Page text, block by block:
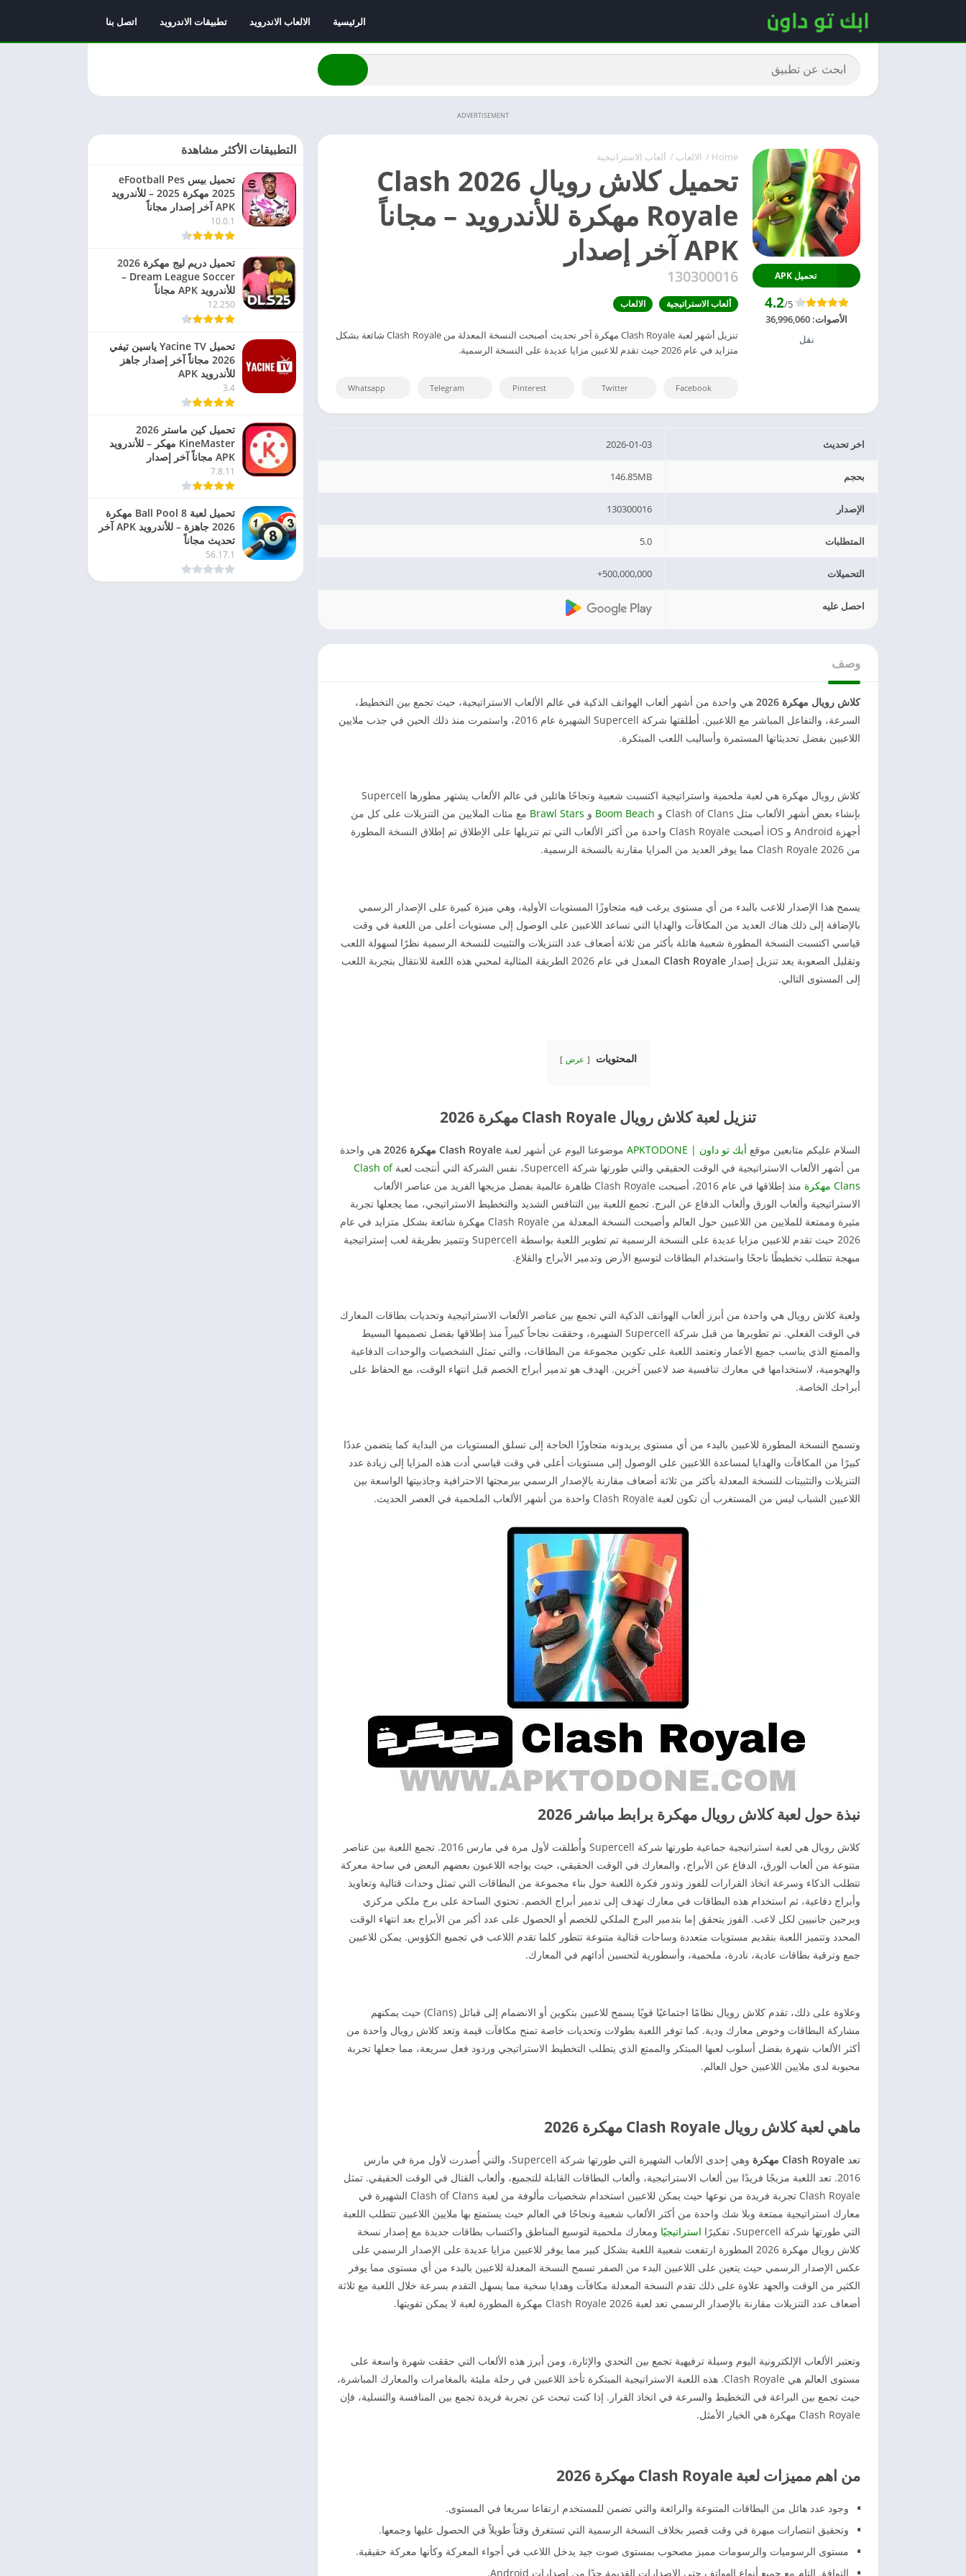
الرئيسية الالعاب الاندرويد تطبيقات الاندرويد اتصل بنا
ADVERTISEMENT
Home
/ الالعاب / ألعاب الاستراتيجية
تحميل كلاش رويال 2026 Clash
Royale مهكرة للأندرويد – مجاناً
APK آخر إصدار
130300016
ألعاب الاستراتيجية الالعاب
تنزيل أشهر لعبة Clash Royale مهكرة آخر تحديث أصبحت النسخة المعدلة من Clash Royale شائعة بشكل
متزايد في عام 2026 حيث تقدم للاعبين مزايا عديدة على النسخة الرسمية.
تحميل APK
4.2/5
الأصوات: 36,996,060
نقل
Facebook
Twitter
Pinterest
Telegram
Whatsapp
اخر تحديث 2026-01-03
بحجم 146.85MB
الإصدار 130300016
المتطلبات 5.0
التحميلات 500,000,000+
احصل عليه
وصف
كلاش رويال مهكرة 2026
هي واحدة من أشهر ألعاب الهواتف الذكية في عالم الألعاب الاستراتيجية، حيث تجمع بين التخطيط،
السرعة، والتفاعل المباشر مع اللاعبين. أطلقتها شركة Supercell الشهيرة عام 2016، واستمرت منذ ذلك الحين في جذب ملايين
اللاعبين بفضل تحديثاتها المستمرة وأساليب اللعب المبتكرة.
كلاش رويال مهكرة هي لعبة ملحمية واستراتيجية اكتسبت شعبية ونجاحًا هائلين في عالم الألعاب يشتهر مطورها Supercell
بإنشاء بعض أشهر الألعاب مثل Clash of Clans و
Boom Beach و Brawl Stars مع مئات الملايين من التنزيلات على كل من
أجهزة Android و iOS أصبحت Clash Royale واحدة من أكثر الألعاب التي تم تنزيلها على الإطلاق تم إطلاق النسخة المطورة
من Clash Royale 2026 مما يوفر العديد من المزايا مقارنة بالنسخة الرسمية.
يسمح هذا الإصدار للاعب بالبدء من أي مستوى يرغب فيه متجاوزًا المستويات الأولية، وهي ميزة كبيرة على الإصدار الرسمي
بالإضافة إلى ذلك هناك العديد من المكافآت والهدايا التي تساعد اللاعبين على الوصول إلى مستويات أعلى من اللعبة في وقت
قياسي اكتسبت النسخة المطورة شعبية هائلة بأكثر من ثلاثة أضعاف عدد التنزيلات والتثبيت للنسخة الرسمية نظرًا لسهولة اللعب
وتقليل الصعوبة يعد تنزيل إصدار Clash Royale
المعدل في عام 2026 الطريقة المثالية لمحبي هذه اللعبة للانتقال بتجربة اللعب
إلى المستوى التالي.
المحتويات عرض
تنزيل لعبة كلاش رويال Clash Royale مهكرة 2026
السلام عليكم متابعين موقع أبك تو داون | APKTODONE موضوعنا اليوم عن أشهر لعبة Clash Royale مهكرة 2026
هي واحدة
من أشهر الألعاب الاستراتيجية في الوقت الحقيقي والتي طورتها شركة Supercell، نفس الشركة التي أنتجت لعبة
Clash of
Clans مهكرة
منذ إطلاقها في عام 2016، أصبحت Clash Royale ظاهرة عالمية بفضل مزيجها الفريد من عناصر الألعاب
الاستراتيجية وألعاب الورق وألعاب الدفاع عن البرج. تجمع اللعبة بين التنافس الشديد والتخطيط الاستراتيجي، مما يجعلها تجربة
مثيرة وممتعة للملايين من اللاعبين حول العالم وأصبحت النسخة المعدلة من Clash Royale مهكرة شائعة بشكل متزايد في عام
2026 حيث تقدم للاعبين مزايا عديدة على النسخة الرسمية تم تطوير اللعبة بواسطة Supercell وتتميز بطريقة لعب إستراتيجية
مبهجة تتطلب تخطيطًا ناجحًا واستخدام البطاقات لتوسيع الأرض وتدمير الأبراج والقلاع.
ولعبة كلاش رويال هي واحدة من أبرز ألعاب الهواتف الذكية التي تجمع بين عناصر الألعاب الاستراتيجية وتحديات بطاقات المعارك
في الوقت الفعلي. تم تطويرها من قبل شركة Supercell الشهيرة، وحققت نجاحاً كبيراً منذ إطلاقها بفضل تصميمها البسيط
والممتع الذي يناسب جميع الأعمار وتعتمد اللعبة على تكوين مجموعة من البطاقات، والتي تمثل الشخصيات والوحدات الدفاعية
والهجومية، لاستخدامها في معارك تنافسية ضد لاعبين آخرين. الهدف هو تدمير أبراج الخصم قبل انتهاء الوقت، مع الحفاظ على
أبراجك الخاصة.
وتسمح النسخة المطورة للاعبين بالبدء من أي مستوى يريدونه متجاوزًا الحاجة إلى تسلق المستويات من البداية كما يتضمن عددًا
كبيرًا من المكافآت والهدايا لمساعدة اللاعبين على الوصول إلى مستويات أعلى في وقت قياسي أدت هذه المزايا إلى زيادة عدد
التنزيلات والتثبيتات للنسخة المعدلة بأكثر من ثلاثة أضعاف مقارنة بالإصدار الرسمي ببرمجتها الاحترافية وجاذبيتها الواسعة بين
اللاعبين الشباب ليس من المستغرب أن تكون لعبة Clash Royale واحدة من أشهر الألعاب الملحمية في العصر الحديث.
نبذة حول لعبة كلاش رويال مهكرة برابط مباشر 2026
كلاش رويال هي لعبة استراتيجية جماعية طورتها شركة Supercell وأُطلقت لأول مرة في مارس 2016. تجمع اللعبة بين عناصر
متنوعة من ألعاب الورق، الدفاع عن الأبراج، والمعارك في الوقت الحقيقي، حيث يواجه اللاعبون بعضهم البعض في ساحة معركة
تتطلب الذكاء وسرعة اتخاذ القرارات للفوز وتدور فكرة اللعبة حول بناء مجموعة من البطاقات التي تمثل وحدات قتالية وتعاويذ
وأبراج دفاعية، ثم استخدام هذه البطاقات في معارك تهدف إلى تدمير أبراج الخصم. تحتوي الساحة على برج ملكي مركزي
وبرجين جانبيين لكل لاعب. الفوز يتحقق إما بتدمير البرج الملكي للخصم أو الحصول على عدد أكبر من الأبراج بعد انتهاء الوقت
المحدد وتتميز اللعبة بتقديم مستويات متعددة وساحات قتالية متنوعة تتطور كلما تقدم اللاعب في تجميع الكؤوس. يمكن للاعبين
جمع وترقية بطاقات عادية، نادرة، ملحمية، وأسطورية لتحسين أدائهم في المعارك.
وعلاوة على ذلك، تقدم كلاش رويال نظامًا اجتماعيًا قويًا يسمح للاعبين بتكوين أو الانضمام إلى قبائل (Clans) حيث يمكنهم
مشاركة البطاقات وخوض معارك ودية. كما توفر اللعبة بطولات وتحديات خاصة تمنح مكافآت قيمة وتعد كلاش رويال واحدة من
أكثر الألعاب شهرة بفضل أسلوب لعبها المبتكر والممتع الذي يتطلب التخطيط الاستراتيجي وردود فعل سريعة، مما جعلها تجربة
محبوبة لدى ملايين اللاعبين حول العالم.
ماهي لعبة كلاش رويال Clash Royale مهكرة 2026
تعد Clash Royale مهكرة
وهي إحدى الألعاب الشهيرة التي طورتها شركة Supercell، والتي أُصدرت لأول مرة في مارس
2016. تعد اللعبة مزيجًا فريدًا بين ألعاب الاستراتيجية، وألعاب البطاقات القابلة للتجميع، وألعاب القتال في الوقت الحقيقي. تمثل
Clash Royale تجربة فريدة من نوعها حيث يمكن للاعبين استخدام شخصيات مألوفة من لعبة Clash of Clans الشهيرة في
معارك استراتيجية ممتعة وبلا شك واحدة من أكثر الألعاب شعبية ونجاحًا في العالم حيث يستمتع بها ملايين اللاعبين تتطلب اللعبة
التي طورتها شركة Supercell، تفكيرًا
استراتيجيًا ومعارك ملحمية لتوسيع المناطق واكتساب بطاقات جديدة مع إصدار نسخة
كلاش رويال مهكرة 2026 المطورة ارتفعت شعبية اللعبة بشكل كبير مما يوفر للاعبين مزايا عديدة على الإصدار الرسمي على
عكس الإصدار الرسمي حيث يتعين على اللاعبين البدء من الصفر تسمح النسخة المعدلة للاعبين بالبدء من أي مستوى مما يوفر
الكثير من الوقت والجهد علاوة على ذلك تقدم النسخة المعدلة مكافآت وهدايا سخية مما يسهل التقدم بسرعة خلال اللعبة مع ثلاثة
أضعاف عدد التنزيلات مقارنة بالإصدار الرسمي تعد لعبة Clash Royale 2026 مهكرة المطورة لعبة لا يمكن تفويتها.
وتعتبر الألعاب الإلكترونية اليوم وسيلة ترفيهية تجمع بين التحدي والإثارة، ومن أبرز هذه الألعاب التي حققت شهرة واسعة على
مستوى العالم هي Clash Royale. هذه اللعبة الاستراتيجية المبتكرة تأخذ اللاعبين في رحلة مليئة بالمغامرات والمعارك المباشرة،
حيث تجمع بين البراعة في التخطيط والسرعة في اتخاذ القرار. إذا كنت تبحث عن تجربة فريدة تجمع بين المنافسة والتسلية، فإن
Clash Royale مهكرة هي الخيار الأمثل.
من اهم مميزات لعبة Clash Royale مهكرة 2026
وجود عدد هائل من البطاقات المتنوعة والرائعة والتي تضمن للمستخدم ارتفاعا سريعا في المستوى.
وتحقيق انتصارات مبهرة في وقت قصير بخلاف النسخة الرسمية التي تستغرق وقتاً طويلاً في الحصول عليها وجمعها.
مستوى الرسوميات والرسومات مميز مصحوب بمستوى صوت جيد يدخل اللاعب في أجواء المعركة وكأنها معركة حقيقية.
التوافق التام مع جميع أنواع الهواتف حتى الإصدارات القديمة جدًا من إصدارات Android.
التطبيقات الأكثر مشاهدة
تحميل بيس eFootball Pes
2025 مهكرة 2025 – للأندرويد
APK آخر إصدار مجاناً
10.0.1
تحميل دريم ليج مهكرة 2026
Dream League Soccer –
للأندرويد APK مجاناً
12.250
تحميل Yacine TV ياسين تيفي
2026 مجاناً آخر إصدار جاهز
للأندرويد APK
3.4
تحميل كين ماستر 2026
KineMaster مهكر – للأندرويد
APK مجاناً آخر إصدار
7.8.11
تحميل لعبة 8 Ball Pool مهكرة
2026 جاهزة – للأندرويد APK آخر
تحديث مجاناً
56.17.1